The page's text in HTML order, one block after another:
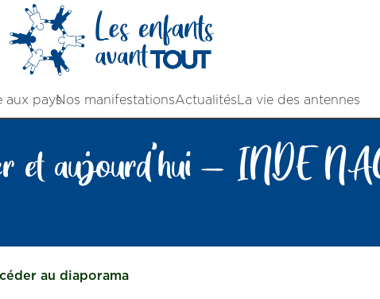
aux paysNos manifestationsActualitésLa vie des antennes
et aujourd’hui – INDE
au diaporama